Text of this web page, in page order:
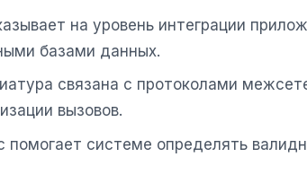
на уровень интеграции
базами данных.
связана с протоколами
вызовов.
помогает системе определять